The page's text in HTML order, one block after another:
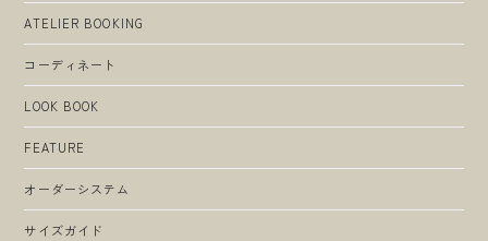
ATELIER BOOKING
コーディネート
LOOK BOOK
FEATURE
オーダーシステム
サイズガイド